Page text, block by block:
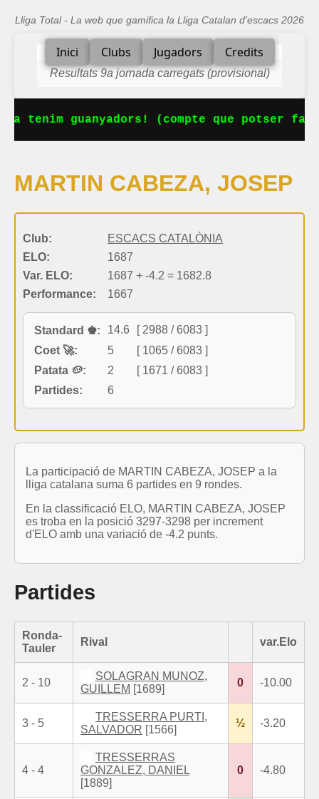
Lliga Total - La web que gamifica la Lliga Catalan d'escacs 2026
Inici Clubs Jugadors Credits
Resultats 9a jornada carregats (provisional)
tenim guanyadors! (compte que potser
MARTIN CABEZA, JOSEP
Club:
ESCACS CATALÒNIA
ELO:
1687
Var. ELO:
1687 + -4.2 = 1682.8
Performance:
1667
Standard ♚: 14.6
[ 2988 / 6083 ]
Coet 🚀:
5
[ 1065 / 6083 ]
Patata 🥔:
2
[ 1671 / 6083 ]
Partides:
6
La participació de MARTIN CABEZA, JOSEP a la
lliga catalana suma 6 partides en 9 rondes.
En la classificació ELO, MARTIN CABEZA, JOSEP
es troba en la posició 3297-3298 per increment
d'ELO amb una variació de -4.2 punts.
Partides
Ronda-
Tauler
Rival var.Elo
2 - 10
SOLAGRAN MUNOZ,
GUILLEM [1689]
0 -10.00
3 - 5
TRESSERRA PURTI,
SALVADOR [1566]
½ -3.20
4 - 4
TRESSERRAS
GONZALEZ, DANIEL
[1889]
0 -4.80